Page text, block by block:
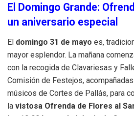
El Domingo Grande:
un aniversario especial
El domingo 31 de mayo es,
mayor esplendor. La mañana
con la recogida de Clavariesas y
Comisión de Festejos,
músicos de Cortes de Pallás, para
la vistosa Ofrenda de Flores al